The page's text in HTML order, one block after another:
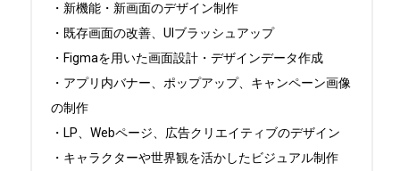
・新機能・新画面のデザイン制作
・既存画面の改善、UIブラッシュアップ
・Figmaを用いた画面設計・デザインデータ作成
・アプリ内バナー、ポップアップ、キャンペーン画像
の制作
・LP、Webページ、広告クリエイティブのデザイン
・キャラクターや世界観を活かしたビジュアル制作